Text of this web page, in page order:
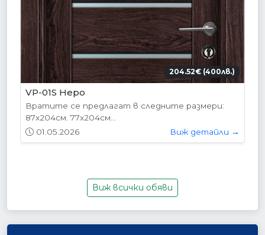
204.52€ (400лв.)
VP-01S Hepo
Вратите се предлагат в следните размери:
87х204см. 77х204см...
01.05.2026
Виж детайли →
Виж всички обяви